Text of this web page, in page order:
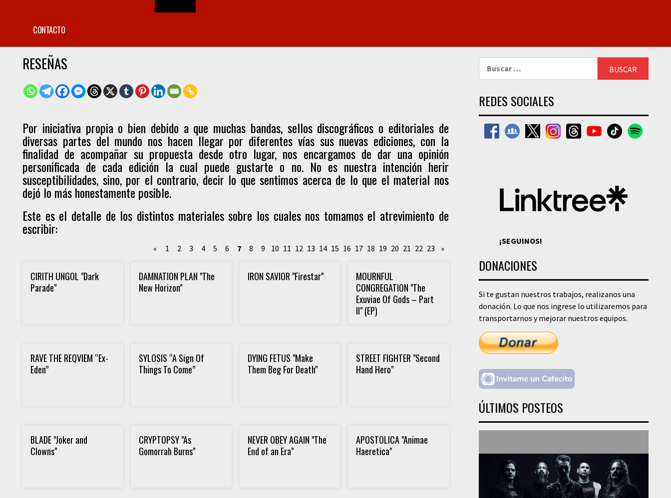
CONTACTO
RESEÑAS
Por iniciativa propia o bien debido a que muchas bandas, sellos discográficos o editoriales de
diversas partes del mundo nos hacen llegar por diferentes vías sus nuevas ediciones, con la
finalidad de acompañar su propuesta desde otro lugar, nos encargamos de dar una opinión
personificada de cada edición la cual puede gustarte o no. No es nuestra intención herir
susceptibilidades, sino, por el contrario, decir lo que sentimos acerca de lo que el material nos
dejó lo más honestamente posible.
Este es el detalle de los distintos materiales sobre los cuales nos tomamos el atrevimiento de
escribir:
« 1 2 3 4 5 6 7 8 9 10 11 12 13 14 15 16 17 18 19 20 21 22 23 »
CIRITH UNGOL "Dark
Parade"
DAMNATION PLAN "The
New Horizon"
IRON SAVIOR "Firestar"
MOURNFUL
CONGREGATION "The
Exuviae Of Gods – Part
II" (EP)
RAVE THE REQVIEM “Ex-
Eden”
SYLOSIS “A Sign Of
Things To Come”
DYING FETUS "Make
Them Beg For Death"
STREET FIGHTER "Second
Hand Hero"
BLADE "Joker and
Clowns"
CRYPTOPSY "As
Gomorrah Burns"
NEVER OBEY AGAIN "The
End of an Era"
APOSTOLICA "Animae
Haeretica"
REDES SOCIALES
¡SEGUINOS!
DONACIONES
Si te gustan nuestros trabajos, realizanos una
donación. Lo que nos ingrese lo utilizaremos para
transportarnos y mejorar nuestros equipos.
ÚLTIMOS POSTEOS